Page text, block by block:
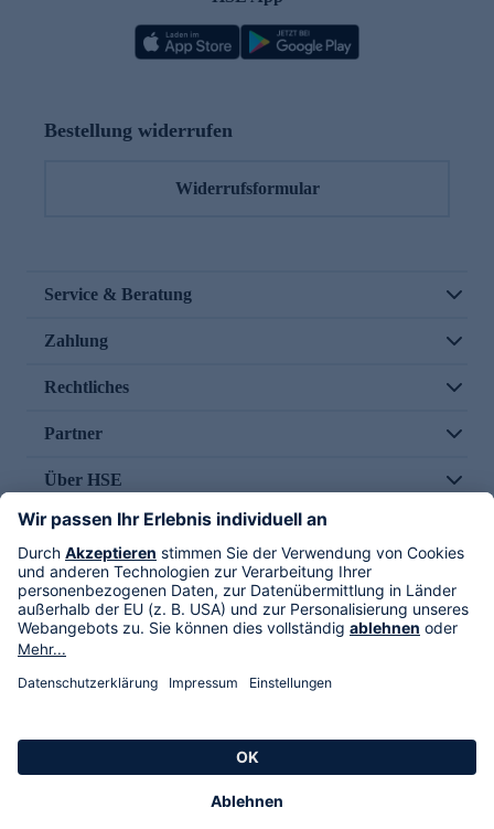
Bestellung widerrufen
Widerrufsformular
Service & Beratung
Zahlung
Rechtliches
Partner
Über HSE
Im TV
HSE International